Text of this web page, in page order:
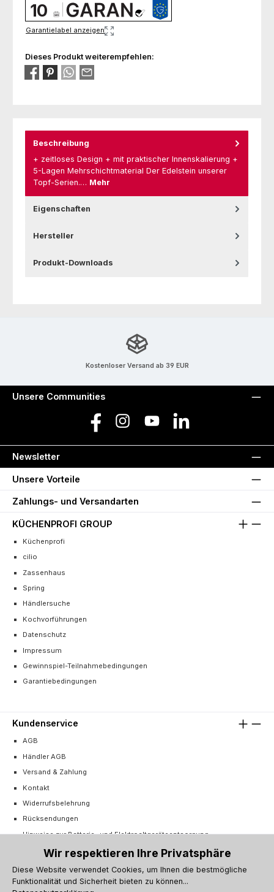
10
Garantielabel anzeigen
Dieses Produkt weiterempfehlen:
Beschreibung
+ zeitloses Design + mit praktischer Innenskalierung +
5-Lagen Mehrschichtmaterial Der Edelstein unserer
Topf-Serien.… Mehr
Eigenschaften
Hersteller
Produkt-Downloads
Kostenloser Versand ab 39 EUR
Unsere Communities
Facebook Instagram YouTube LinkedIn
Newsletter
Unsere Vorteile
Zahlungs- und Versandarten
KÜCHENPROFI GROUP
Küchenprofi
cilio
Zassenhaus
Spring
Händlersuche
Kochvorführungen
Datenschutz
Impressum
Gewinnspiel-Teilnahmebedingungen
Garantiebedingungen
Kundenservice
AGB
Händler AGB
Versand & Zahlung
Kontakt
Widerrufsbelehrung
Rücksendungen
Hinweise zur Batterie- und Elektroaltgeräteentsorgung
Cookie-Einstellungen
Vertrag widerrufen
Barrierefreiheitserklärung
Wir respektieren Ihre Privatsphäre
Diese Website verwendet Cookies, um Ihnen die bestmögliche
Funktionalität und Sicherheit bieten zu können...